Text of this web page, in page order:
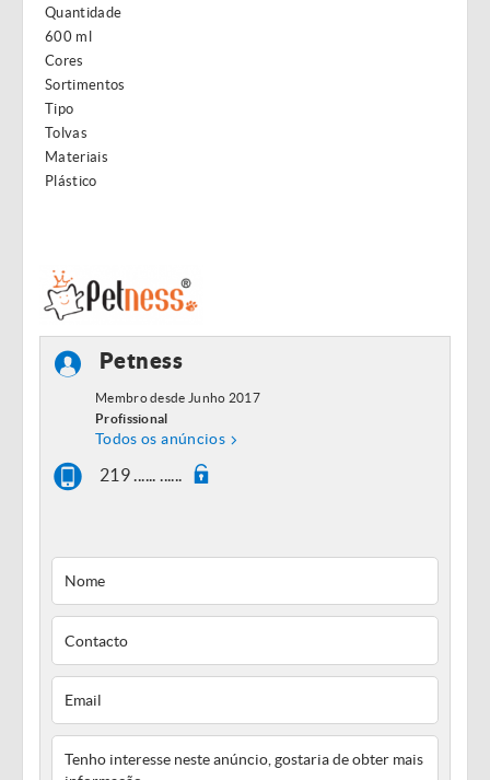
Quantidade
600 ml
Cores
Sortimentos
Tipo
Tolvas
Materiais
Plástico
Petness
Membro desde Junho 2017
Profissional
Todos os anúncios
219 ...... ......